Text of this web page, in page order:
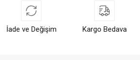
İade ve Değişim Kargo Bedava